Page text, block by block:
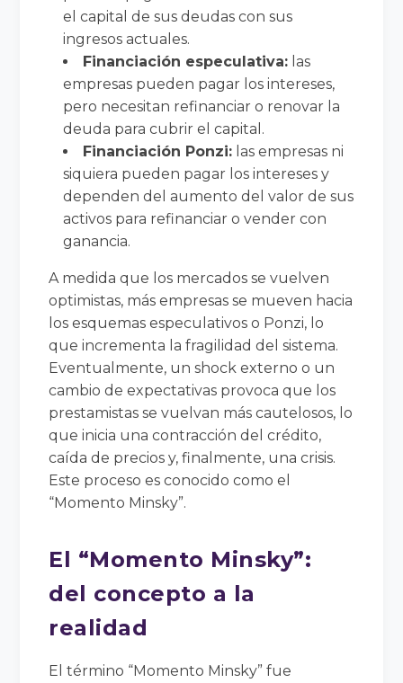
el capital de sus deudas con sus
ingresos actuales.
Financiación especulativa: las
empresas pueden pagar los intereses,
pero necesitan refinanciar o renovar la
deuda para cubrir el capital.
Financiación Ponzi: las empresas ni
siquiera pueden pagar los intereses y
dependen del aumento del valor de sus
activos para refinanciar o vender con
ganancia.
A medida que los mercados se vuelven
optimistas, más empresas se mueven hacia
los esquemas especulativos o Ponzi, lo
que incrementa la fragilidad del sistema.
Eventualmente, un shock externo o un
cambio de expectativas provoca que los
prestamistas se vuelvan más cautelosos, lo
que inicia una contracción del crédito,
caída de precios y, finalmente, una crisis.
Este proceso es conocido como el
“Momento Minsky”.
El “Momento Minsky”:
del concepto a la
realidad
El término “Momento Minsky” fue